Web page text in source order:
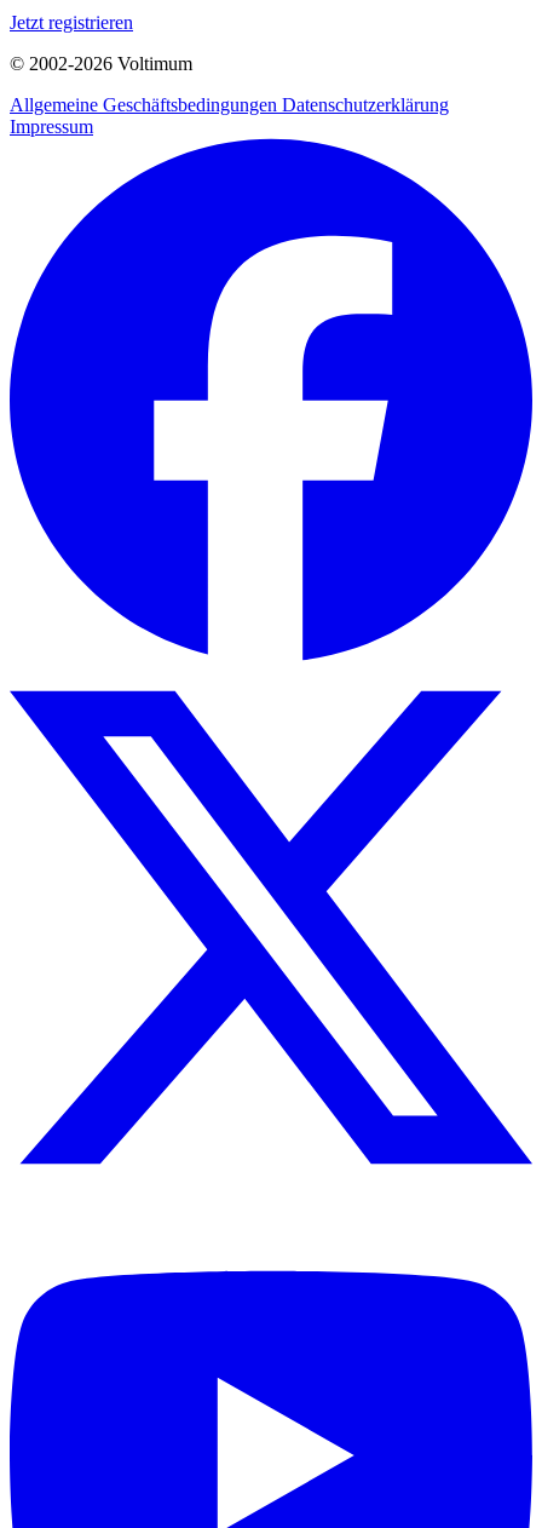
Jetzt registrieren
© 2002-2026 Voltimum
Allgemeine Geschäftsbedingungen Datenschutzerklärung
Impressum